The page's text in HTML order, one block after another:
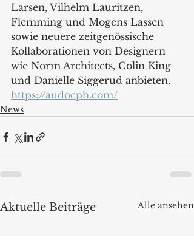
Larsen, Vilhelm Lauritzen,
Flemming und Mogens Lassen
sowie neuere zeitgenössische
Kollaborationen von Designern
wie Norm Architects, Colin King
und Danielle Siggerud anbieten.
https://audocph.com/
News
Aktuelle Beiträge Alle ansehen